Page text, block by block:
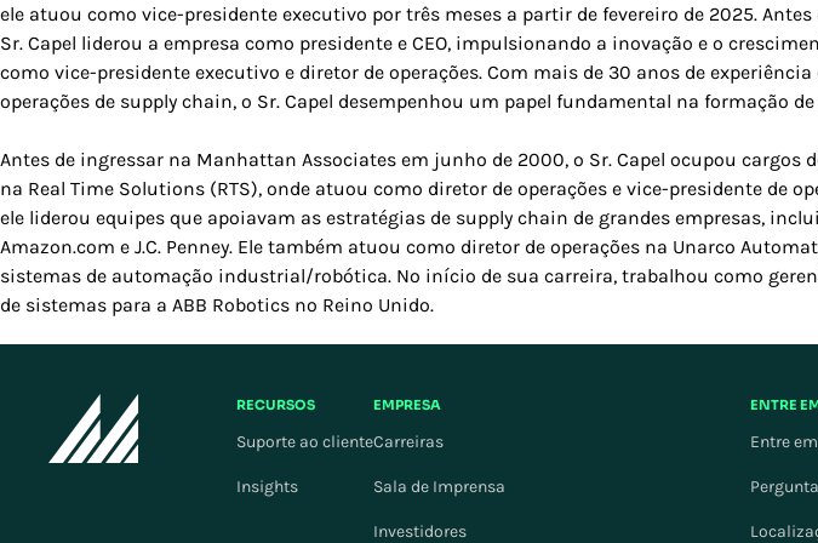
ele atuou como vice-presidente executivo por três meses a partir de fevereiro de 2025. Antes
Sr. Capel liderou a empresa como presidente e CEO, impulsionando a inovação e o
como vice-presidente executivo e diretor de operações. Com mais de 30 anos de
operações de supply chain, o Sr. Capel desempenhou um papel fundamental na formação
Antes de ingressar na Manhattan Associates em junho de 2000, o Sr. Capel ocupou cargos
na Real Time Solutions (RTS), onde atuou como diretor de operações e vice-presidente de
ele liderou equipes que apoiavam as estratégias de supply chain de grandes empresas,
Amazon.com e J.C. Penney. Ele também atuou como diretor de operações na Unarco
sistemas de automação industrial/robótica. No início de sua carreira, trabalhou como
de sistemas para a ABB Robotics no Reino Unido.
RECURSOS
Suporte ao cliente
Insights
EMPRESA
Carreiras
Sala de Imprensa
Investidores
ENTRE
Entre